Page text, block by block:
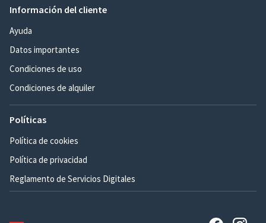
Información del cliente
Ayuda
Datos importantes
Condiciones de uso
Condiciones de alquiler
Políticas
Política de cookies
Política de privacidad
Reglamento de Servicios Digitales